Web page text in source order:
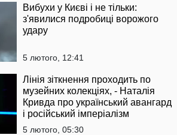
Вибухи у Києві і не тільки:
з'явилися подробиці ворожого
удару
5 лютого, 12:41
Лінія зіткнення проходить по
музейних колекціях, - Наталія
Кривда про український авангард
і російський імперіалізм
5 лютого, 05:30